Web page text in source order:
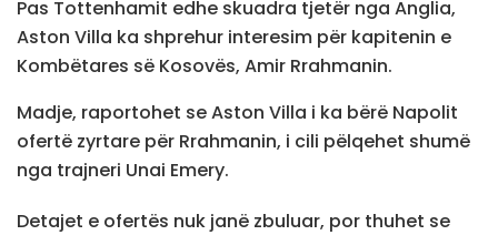
Pas Tottenhamit edhe skuadra tjetër nga Anglia,
Aston Villa ka shprehur interesim për kapitenin e
Kombëtares së Kosovës, Amir Rrahmanin.
Madje, raportohet se Aston Villa i ka bërë Napolit
ofertë zyrtare për Rrahmanin, i cili pëlqehet shumë
nga trajneri Unai Emery.
Detajet e ofertës nuk janë zbuluar, por thuhet se